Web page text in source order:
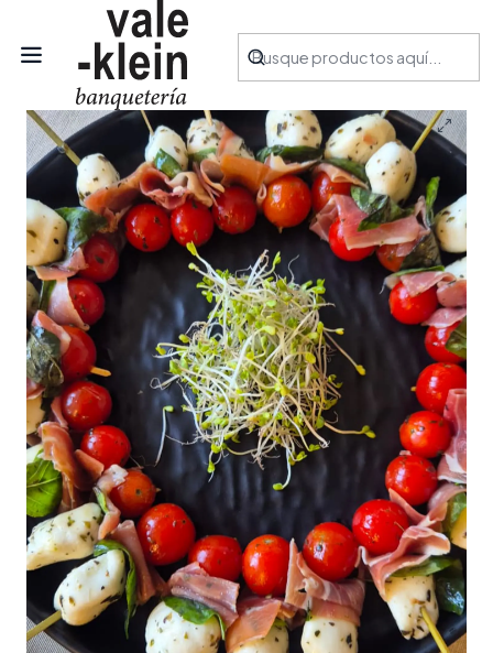
Productos Aperitivos
Brocheta Caprese con jamón serrano (20 unidades)